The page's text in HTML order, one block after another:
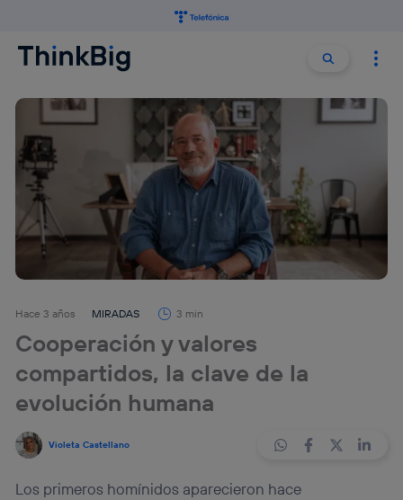
Buscar
Hace 3 años MIRADAS 3 min
Cooperación y valores
compartidos, la clave de la
evolución humana
Violeta Castellano
Los primeros homínidos aparecieron hace